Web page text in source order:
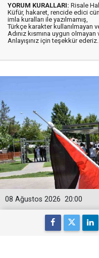
YORUM KURALLARI: Risale
Küfür, hakaret, rencide edici
imla kuralları ile yazılmamış,
Türkçe karakter kullanılmayan
Adınız kısmına uygun
Anlayışınız için teşekkür ederiz.
20:00
08 Ağustos 2026